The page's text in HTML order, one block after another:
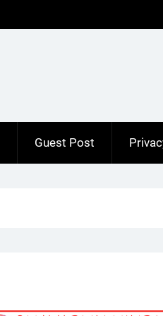
Guest Post